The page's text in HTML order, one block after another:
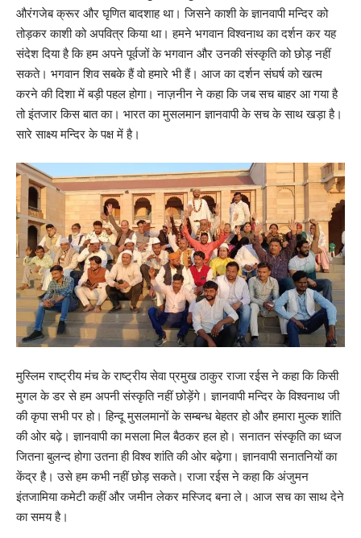
औरंगजेब क्रूर और घृणित बादशाह था। जिसने काशी के ज्ञानवापी मन्दिर को
तोड़कर काशी को अपवित्र किया था। हमने भगवान विश्वनाथ का दर्शन कर यह
संदेश दिया है कि हम अपने पूर्वजों के भगवान और उनकी संस्कृति को छोड़ नहीं
सकते। भगवान शिव सबके हैं वो हमारे भी हैं। आज का दर्शन संघर्ष को खत्म
करने की दिशा में बड़ी पहल होगा। नाज़नीन ने कहा कि जब सच बाहर आ गया है
तो इंतजार किस बात का। भारत का मुसलमान ज्ञानवापी के सच के साथ खड़ा है।
सारे साक्ष्य मन्दिर के पक्ष में है।
मुस्लिम राष्ट्रीय मंच के राष्ट्रीय सेवा प्रमुख ठाकुर राजा रईस ने कहा कि किसी
मुगल के डर से हम अपनी संस्कृति नहीं छोड़ेंगे। ज्ञानवापी मन्दिर के विश्वनाथ जी
की कृपा सभी पर हो। हिन्दू मुसलमानों के सम्बन्ध बेहतर हो और हमारा मुल्क शांति
की ओर बढ़े। ज्ञानवापी का मसला मिल बैठकर हल हो। सनातन संस्कृति का ध्वज
जितना बुलन्द होगा उतना ही विश्व शांति की ओर बढ़ेगा। ज्ञानवापी सनातनियों का
केंद्र है। उसे हम कभी नहीं छोड़ सकते। राजा रईस ने कहा कि अंजुमन
इंतजामिया कमेटी कहीं और जमीन लेकर मस्जिद बना ले। आज सच का साथ देने
का समय है।